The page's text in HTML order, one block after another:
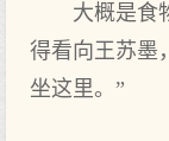
大概是食
得看向王苏墨
坐这里。”